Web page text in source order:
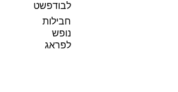
לבודפשט
חבילות
נופש
לפראג